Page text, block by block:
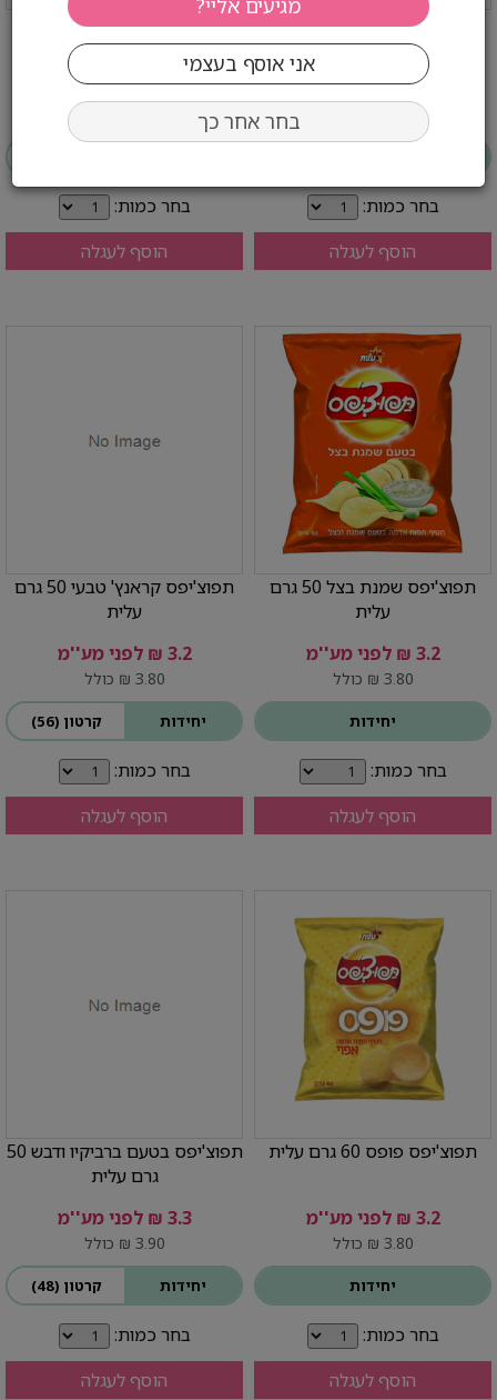
בחר אחר כך
תפוצ'יפס טבעי 50 גרם עלית
3.2 ₪ לפני מע''מ
בחר כמות:
הוסף לעגלה
תפוצ'יפס גריל 50 גרם עלית
3.2 ₪ לפני מע''מ
בחר כמות:
הוסף לעגלה
תפוצ'יפס שמנת בצל 50 גרם
עלית
3.2 ₪ לפני מע''מ
3.80 ₪ כולל
יחידות
בחר כמות:
הוסף לעגלה
תפוצ'יפס קראנץ' טבעי 50 גרם
עלית
3.2 ₪ לפני מע''מ
3.80 ₪ כולל
יחידות קרטון (56)
בחר כמות:
הוסף לעגלה
תפוצ'יפס פופס 60 גרם עלית
3.2 ₪ לפני מע''מ
3.80 ₪ כולל
יחידות
בחר כמות:
הוסף לעגלה
תפוצ'יפס בטעם ברביקיו ודבש 50
גרם עלית
3.3 ₪ לפני מע''מ
3.90 ₪ כולל
יחידות קרטון (48)
בחר כמות:
הוסף לעגלה